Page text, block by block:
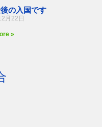
の入国です
月22日
»